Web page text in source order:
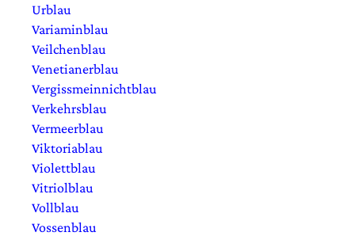
Urblau
Variaminblau
Veilchenblau
Venetianerblau
Vergissmeinnichtblau
Verkehrsblau
Vermeerblau
Viktoriablau
Violettblau
Vitriolblau
Vollblau
Vossenblau